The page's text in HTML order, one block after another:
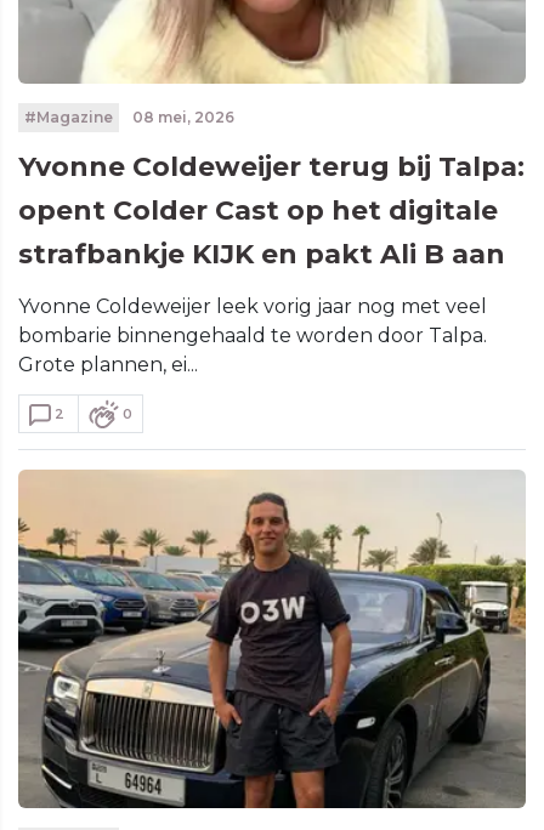
#Magazine 08 mei, 2026
Yvonne Coldeweijer terug bij Talpa:
opent Colder Cast op het digitale
strafbankje KIJK en pakt Ali B aan
Yvonne Coldeweijer leek vorig jaar nog met veel
bombarie binnengehaald te worden door Talpa.
Grote plannen, ei...
2 0